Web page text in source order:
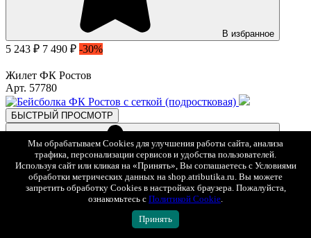
В избранное
5 243 ₽ 7 490 ₽ -30%
Жилет ФК Ростов
Арт. 57780
БЫСТРЫЙ ПРОСМОТР
Мы обрабатываем Cookies для улучшения работы сайта, анализа
трафика, персонализации сервисов и удобства пользователей.
Используя сайт или кликая на «Принять», Вы соглашаетесь с Условиями
обработки метрических данных на shop.atributika.ru. Вы можете
запретить обработку Cookies в настройках браузера. Пожалуйста,
ознакомьтесь с Политикой Cookie.
Принять